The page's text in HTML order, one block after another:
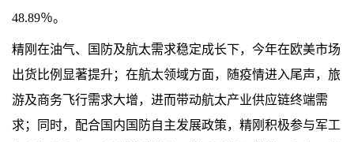
48.89％。
精刚在油气、国防及航太需求稳定成长下，今年在欧美市场
出货比例显著提升；在航太领域方面，随疫情进入尾声，旅
游及商务飞行需求大增，进而带动航太产业供应链终端需
求；同时，配合国内国防自主发展政策，精刚积极参与军工